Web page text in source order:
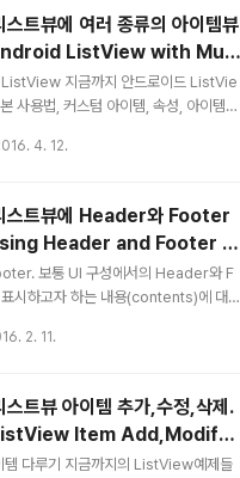
위한 방법이 필요한데, 이를 위해 ListVie
택 기능"이 사용됩니다. ListView의 아
"을 가지도록 만들기 위해서는 ListVie
속성을 사용합니다. "choiceMod
지정하느냐에 따라 단일 선택 또는 다
중 선택..
스트뷰에 여러 종류의 아이템뷰
ListView with Mult
ListView 지금까지 안드로이드 ListVie
사용법, 커스텀 아이템, 속성, 아이템
으로도 충분히 쓸만하고 멋진 ListView
의 아이템으로 오직 한 종류의 View만
TextView만으로 구성되어 있든, Imag
하든 아이템의 위젯에 지정한 값만 다
은 동일한 View로 구성되었죠. 그런데
젯까지 다양하게 구성하려면 어..
4. 12.
스트뷰에 Header와 Footer
Header and Footer in
보통 UI 구성에서의 Header와 F
시하고자 하는 내용(contents)에 대한
용합니다. (물론 "일반적"일 뿐이고 개발
와 Footer 또한 크게 다르지 않습니다.
이 나타내는 특징을 표현할 수 있는 제
시하고 ListView의 아이템을 다루는
튼 등을 Footer에 표시하는거죠. List
2. 11.
스트뷰 아이템 추가,수정,삭제.
Item Add,Modify,
다루기 지금까지의 ListView예제들